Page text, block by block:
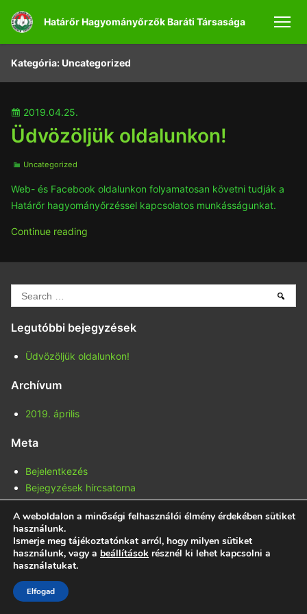
Határőr Hagyományőrzők Baráti Társasága
Kategória: Uncategorized
Posted
on
2019.04.25.
Üdvözöljük oldalunkon!
Categories
Uncategorized
Web- és Facebook oldalunkon folyamatosan követni tudják a
Határőr hagyományőrzéssel kapcsolatos munkásságunkat.
Continue reading
Search
for:
Legutóbbi bejegyzések
Üdvözöljük oldalunkon!
Archívum
2019. április
Meta
Bejelentkezés
Bejegyzések hírcsatorna
Hozzászólások hírcsatorna
WordPress Magyarország
Proudly powered by WordPress|Theme: Vanilla byToro_Unit.
A weboldalon a minőségi felhasználói élmény érdekében sütiket
használunk.
Ismerje meg tájékoztatónkat arról, hogy milyen sütiket
használunk, vagy a beállítások résznél ki lehet kapcsolni a
használatukat.
Elfogad